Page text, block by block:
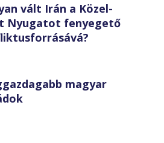
vált Irán a Közel-
Nyugatot fenyegető
magyar